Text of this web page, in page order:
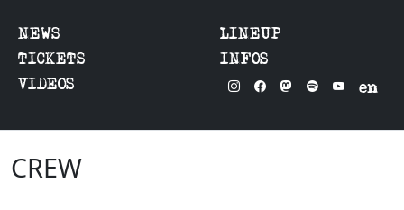
NEWS
LINEUP
TICKETS
INFOS
VIDEOS
en
CREW